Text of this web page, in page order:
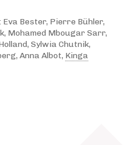
Bester, Pierre Bühler,
Mohamed Mbougar Sarr,
Sylwia Chutnik,
Anna Albot, Kinga